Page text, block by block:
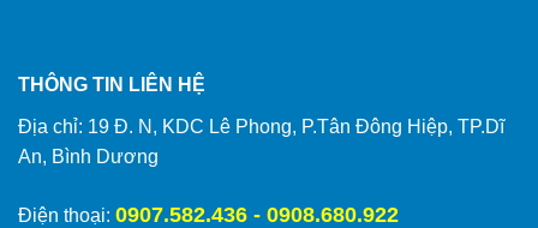
THÔNG TIN LIÊN HỆ
Địa chỉ: 19 Đ. N, KDC Lê Phong, P.Tân Đông Hiệp, TP.Dĩ
An, Bình Dương
Điện thoại: 0907.582.436 - 0908.680.922